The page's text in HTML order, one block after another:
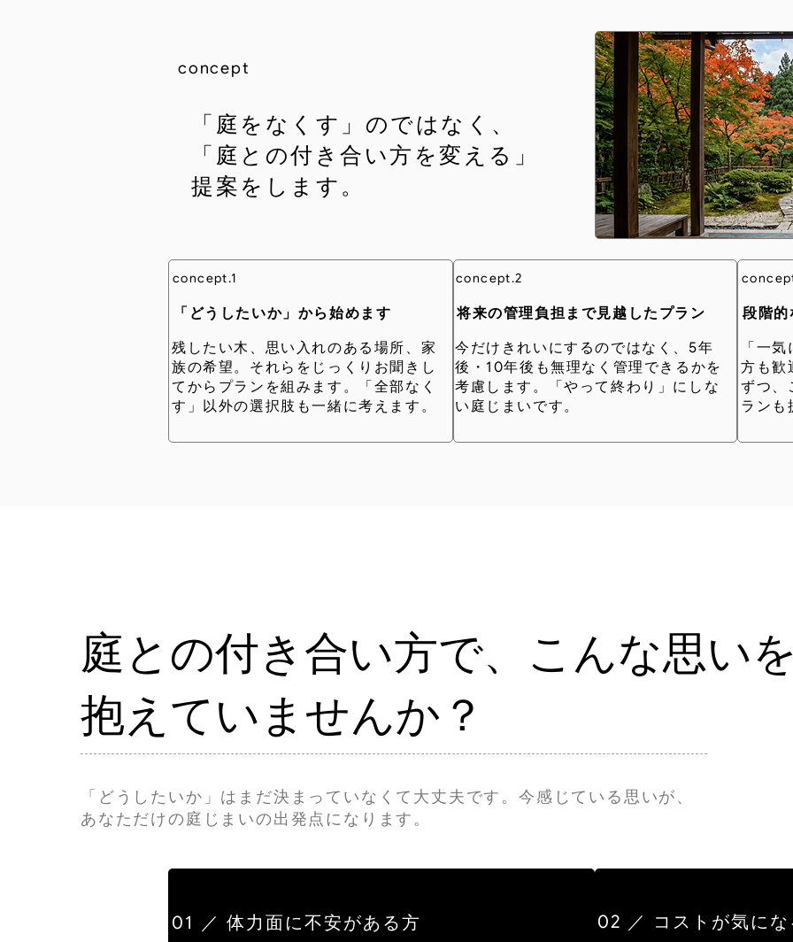
concept
「庭をなくす」のではなく、
「庭との付き合い方を変える」
提案をします。
concept.1
「どうしたいか」から始めます
残したい木、思い入れのある場所、家
族の希望。それらをじっくりお聞きし
てからプランを組みます。「全部なく
す」以外の選択肢も一緒に考えます。
concept.2
将来の管理負担まで見越したプラン
今だけきれいにするのではなく、5年
後・10年後も無理なく管理できるかを
考慮します。「やって終わり」にしな
い庭じまいです。
段階
「一
方も歓
ずつ、
ランも
庭との付き合い方で、こんな思い
抱えていませんか？
「どうしたいか」はまだ決まっていなくて大丈夫です。今感じている思いが、
あなただけの庭じまいの出発点になります。
01 ／ 体力面に不安がある方 02 ／ コストが気に